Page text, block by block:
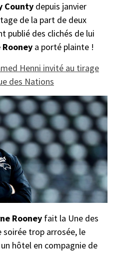
County depuis janvier
de la part de deux
publié des clichés de lui
Rooney a porté plainte !
Henni invité au tirage
des Nations
Rooney fait la Une des
soirée trop arrosée, le
hôtel en compagnie de